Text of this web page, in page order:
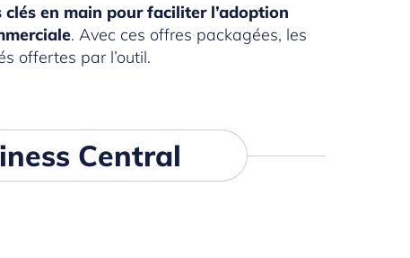
clés en main pour faciliter l’adoption
. Avec ces offres packagées, les
offertes par l’outil.
Central